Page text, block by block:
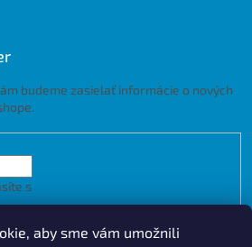
aby sme vám umožnili
budeme zasielať informácie o nových
s